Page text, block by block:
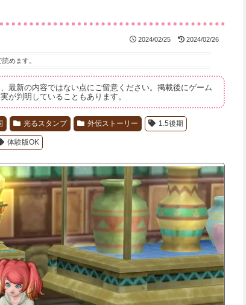
2024/02/25 2024/02/26
読めます。
最新の内容ではない点にご留意ください。掲載後にゲーム
が判明していることもあります。
光るスタンプ 外伝ストーリー 1.5後期
体験版OK